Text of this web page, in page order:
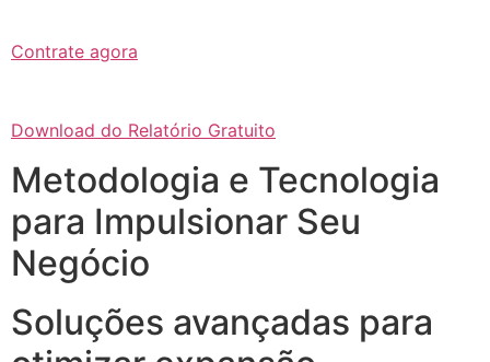
Contrate agora
Download do Relatório Gratuito
Metodologia e Tecnologia
para Impulsionar Seu
Negócio
Soluções avançadas para